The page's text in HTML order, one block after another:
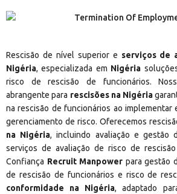
Rescisão de nível superior e serviços de
Nigéria, especializada em Nigéria
risco de rescisão de funcionários.
abrangente para rescisões na Nigéria
na rescisão de funcionários ao implementar
gerenciamento de risco. Oferecemos
na Nigéria, incluindo avaliação e gestão
serviços de avaliação de risco de
Confiança Recruit Manpower para gestão
de rescisão de funcionários e risco de
conformidade na Nigéria, adaptado